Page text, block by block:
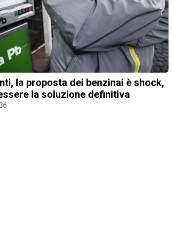
la proposta dei benzinai è shock,
la soluzione definitiva